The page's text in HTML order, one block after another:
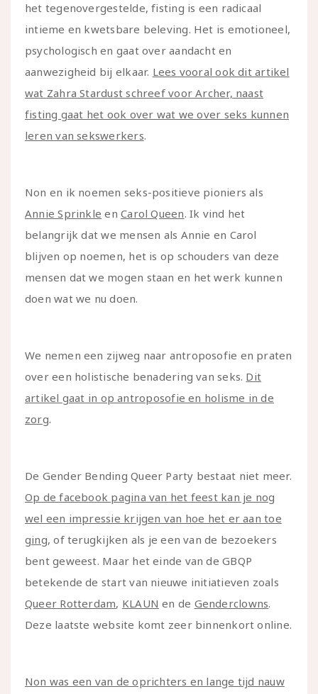
het tegenovergestelde, fisting is een radicaal
intieme en kwetsbare beleving. Het is emotioneel,
psychologisch en gaat over aandacht en
aanwezigheid bij elkaar. Lees vooral ook dit artikel
wat Zahra Stardust schreef voor Archer, naast
fisting gaat het ook over wat we over seks kunnen
leren van sekswerkers.
Non en ik noemen seks-positieve pioniers als
Annie Sprinkle enCarol Queen. Ik vind het
belangrijk dat we mensen als Annie en Carol
blijven op noemen, het is op schouders van deze
mensen dat we mogen staan en het werk kunnen
doen wat we nu doen.
We nemen een zijweg naar antroposofie en praten
over een holistische benadering van seks. Dit
artikel gaat in op antroposofie en holisme in de
zorg.
De Gender Bending Queer Party bestaat niet meer.
Op de facebook pagina van het feest kan je nog
wel een impressie krijgen van hoe het er aan toe
ging, of terugkijken als je een van de bezoekers
bent geweest. Maar het einde van de GBQP
betekende de start van nieuwe initiatieven zoals
Queer Rotterdam, KLAUN en de Genderclowns.
Deze laatste website komt zeer binnenkort online.
Non was een van de oprichters en lange tijd nauw